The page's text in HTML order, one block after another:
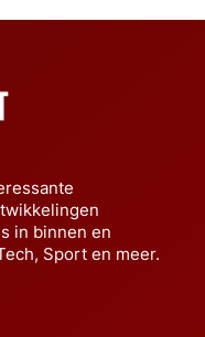
in binnen en
Sport en meer.